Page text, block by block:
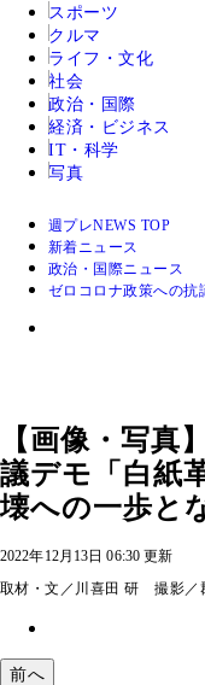
スポーツ
クルマ
ライフ・文化
社会
政治・国際
経済・ビジネス
IT・科学
写真
週プレNEWS TOP
新着ニュース
政治・国際ニュース
ゼロコロナ政策への
【画像・写真
議デモ「白紙
壊への一歩と
2022年12月13日 06:30 更新
取材・文／川喜田 研 撮影／
前へ